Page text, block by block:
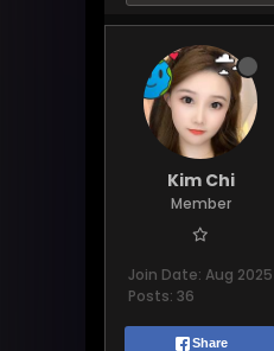
Kim Chi
Member
Join Date: Aug 2025
Posts: 36
Share